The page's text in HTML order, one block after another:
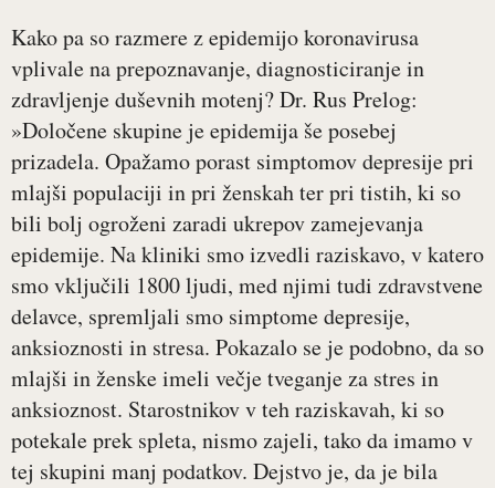
Kako pa so razmere z epidemijo koronavirusa
vplivale na prepoznavanje, diagnosticiranje in
zdravljenje duševnih motenj? Dr. Rus Prelog:
»Določene skupine je epidemija še posebej
prizadela. Opažamo porast simptomov depresije pri
mlajši populaciji in pri ženskah ter pri tistih, ki so
bili bolj ogroženi zaradi ukrepov zamejevanja
epidemije. Na kliniki smo izvedli raziskavo, v katero
smo vključili 1800 ljudi, med njimi tudi zdravstvene
delavce, spremljali smo simptome depresije,
anksioznosti in stresa. Pokazalo se je podobno, da so
mlajši in ženske imeli večje tveganje za stres in
anksioznost. Starostnikov v teh raziskavah, ki so
potekale prek spleta, nismo zajeli, tako da imamo v
tej skupini manj podatkov. Dejstvo je, da je bila